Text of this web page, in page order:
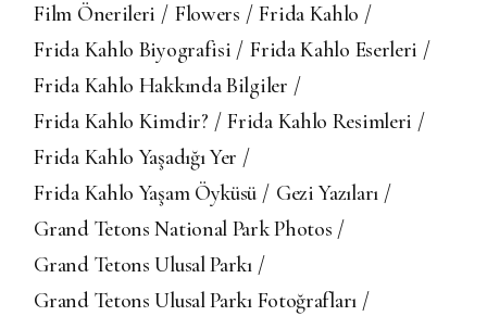
Film Önerileri
Flowers
Frida Kahlo
Frida Kahlo Biyografisi
Frida Kahlo Eserleri
Frida Kahlo Hakkında Bilgiler
Frida Kahlo Kimdir?
Frida Kahlo Resimleri
Frida Kahlo Yaşadığı Yer
Frida Kahlo Yaşam Öyküsü
Gezi Yazıları
Grand Tetons National Park Photos
Grand Tetons Ulusal Parkı
Grand Tetons Ulusal Parkı Fotoğrafları